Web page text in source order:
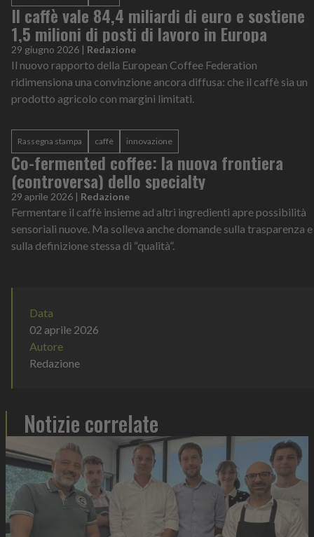
Il caffè vale 84,4 miliardi di euro e sostiene
1,5 milioni di posti di lavoro in Europa
29 giugno 2026 | Redazione
Il nuovo rapporto della European Coffee Federation
ridimensiona una convinzione ancora diffusa: che il caffè sia un
prodotto agricolo con margini limitati.
Rassegna stampa caffè innovazione
Co-fermented coffee: la nuova frontiera
(controversa) dello specialty
29 aprile 2026 | Redazione
Fermentare il caffè insieme ad altri ingredienti apre possibilità
sensoriali nuove. Ma solleva anche domande sulla trasparenza e
sulla definizione stessa di “qualità”.
Data
02 aprile 2026
Autore
Redazione
Notizie correlate